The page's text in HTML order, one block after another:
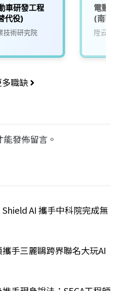
車研發工程
代役)
技術研究院
電動
(南區
陞云科
職缺
能發佈留言。
AI 攜手中科院完成無
手三麗鷗跨界聯名大玩AI